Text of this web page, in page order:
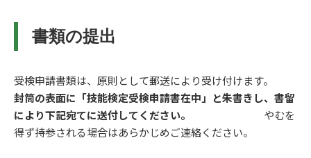
書類の提出
受検申請書類は、原則として郵送により受け付けます。
封筒の表面に「技能検定受検申請書在中」と朱書きし、書留
により下記宛てに送付してください。 やむを
得ず持参される場合はあらかじめご連絡ください。